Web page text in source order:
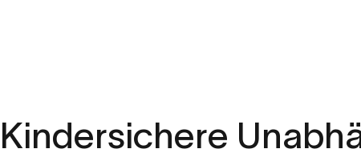
Kindersichere